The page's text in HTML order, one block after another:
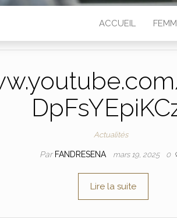
ACCUEIL
Actualités
Par FANDRESENA mars 19, 2025 0
Lire la suite